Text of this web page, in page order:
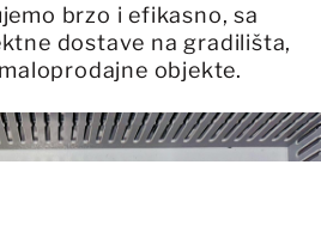
brzo i efikasno, sa
dostave na gradilišta,
objekte.